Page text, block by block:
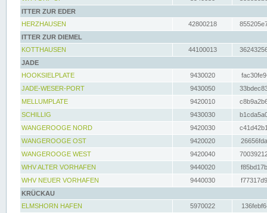
ITTER ZUR EDER
HERZHAUSEN
42800218
ITTER ZUR DIEMEL
KOTTHAUSEN
44100013
JADE
HOOKSIELPLATE
9430020
JADE-WESER-PORT
9430050
MELLUMPLATE
9420010
SCHILLIG
9430030
WANGEROOGE NORD
9420030
WANGEROOGE OST
9420020
WANGEROOGE WEST
9420040
WHV ALTER VORHAFEN
9440020
WHV NEUER VORHAFEN
9440030
KRÜCKAU
ELMSHORN HAFEN
5970022